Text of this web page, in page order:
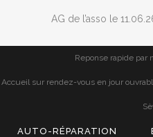
AG de l’asso le
Reponse rapide par
Accueil sur rendez-vous en jour
AUTO-RÉPARATION